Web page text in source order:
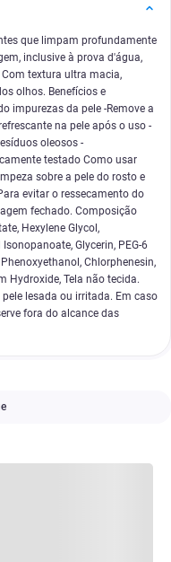
que limpam profundamente
inclusive à prova d'água,
textura ultra macia,
olhos. Benefícios e
impurezas da pele -Remove a
na pele após o uso -
oleosos -
testado Como usar
sobre a pele do rosto e
evitar o ressecamento do
fechado. Composição
Hexylene Glycol,
Glycerin, PEG-6
Chlorphenesin,
Hydroxide, Tela não tecida.
lesada ou irritada. Em caso
fora do alcance das